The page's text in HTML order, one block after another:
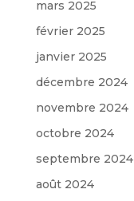
mars 2025
février 2025
janvier 2025
décembre 2024
novembre 2024
octobre 2024
septembre 2024
août 2024